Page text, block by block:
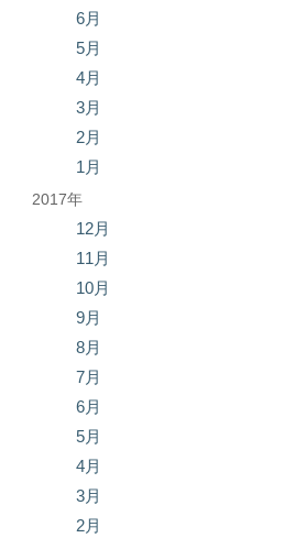
6月
5月
4月
3月
2月
1月
2017年
12月
11月
10月
9月
8月
7月
6月
5月
4月
3月
2月